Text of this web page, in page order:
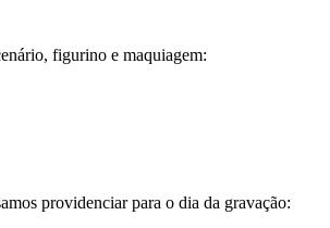
figurino e maquiagem:
providenciar para o dia da gravação: